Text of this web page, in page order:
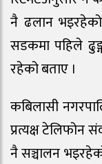
नै ढलान भइरहेको
सडकमा पहिले
रहेको बताए ।
कबिलासी
प्रत्यक्ष टेलिफोन
नै सञ्चालन